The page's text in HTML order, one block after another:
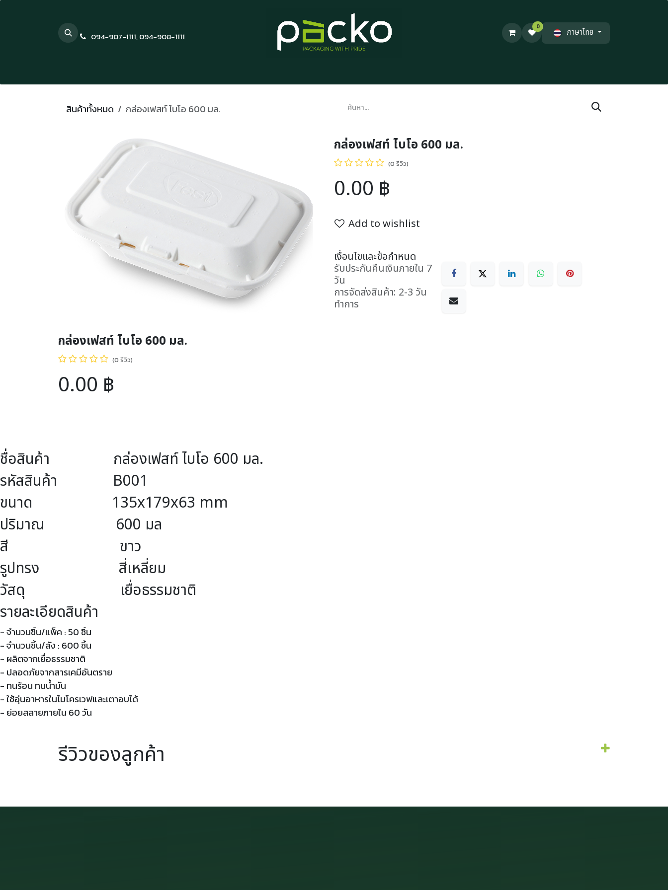
094-907-1111,094-908-1111
0
ภาษาไทย
สินค้าทั้งหมด กล่องเฟสท์ ไบโอ 600 มล.
กล่องเฟสท์ ไบโอ 600 มล.
(0 รีวิว)
0.00 ฿
Add to wishlist
เงื่อนไขและข้อกำหนด
รับประกันคืนเงินภายใน 7
วัน
การจัดส่งสินค้า: 2-3 วัน
ทำการ
กล่องเฟสท์ ไบโอ 600 มล.
(0 รีวิว)
0.00 ฿
ชื่อสินค้า กล่องเฟสท์ ไบโอ 600 มล.
รหัสสินค้า B001
ขนาด 135x179x63 mm
ปริมาณ 600 มล
สี ขาว
รูปทรง สี่เหลี่ยม
วัสดุ เยื่อธรรมชาติ
รายละเอียดสินค้า
- จำนวนชิ้น/แพ็ค : 50 ชิ้น
- จำนวนชิ้น/ลัง : 600 ชิ้น
- ผลิตจากเยื่อธรรมชาติ
- ปลอดภัยจากสารเคมีอันตราย
- ทนร้อน ทนน้ำมัน
- ใช้อุ่นอาหารในไมโครเวฟและเตาอบได้
- ย่อยสลายภายใน 60 วัน
รีวิวของลูกค้า